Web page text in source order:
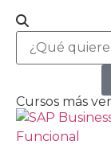
Cursos más